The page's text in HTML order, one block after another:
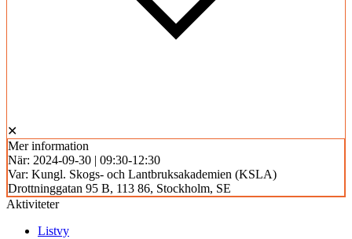
✕
Mer information
När: 2024-09-30 | 09:30-12:30
Var: Kungl. Skogs- och Lantbruksakademien (KSLA)
Drottninggatan 95 B, 113 86, Stockholm, SE
Aktiviteter
Listvy